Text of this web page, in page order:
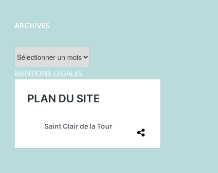
ARCHIVES
Archives
MENTIONS LEGALES